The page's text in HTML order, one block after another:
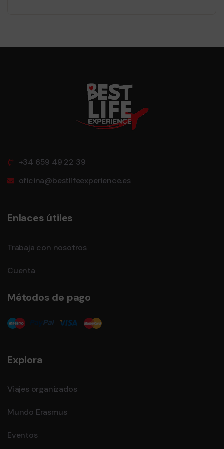
+34 659 49 22 39
oficina@bestlifeexperience.es
Enlaces útiles
Trabaja con nosotros
Cuenta
Métodos de pago
Explora
Viajes organizados
Mundo Erasmus
Eventos